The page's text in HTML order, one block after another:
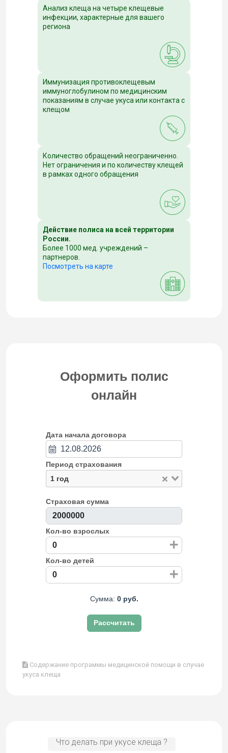
Анализ клеща на четыре клещевые
инфекции, характерные для вашего
региона
Иммунизация противоклещевым
иммуноглобулином по медицинским
показаниям в случае укуса или контакта с
клещом
Количество обращений неограниченно.
Нет ограничения и по количеству клещей
в рамках одного обращения
Действие полиса на всей территории
России.
Более 1000 мед. учреждений –
партнеров.
Посмотреть на карте
Оформить полис
онлайн
Дата начала договора
Период страхования
1 год
Страховая сумма
Кол-во взрослых
+
Кол-во детей
+
Сумма: 0 руб.
Рассчитать
Содержание программы медицинской помощи в случае
укуса клеща
Что делать при укусе клеща ?